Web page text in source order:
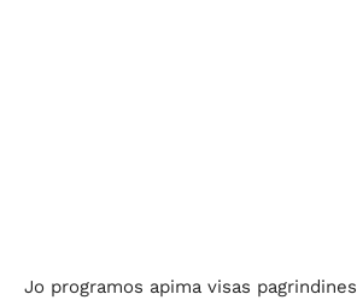
Jo programos apima visas